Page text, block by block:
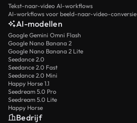
Tekst-naar-video AI-workflows
AI-workflows voor beeld-naar-video-conversie
AI-modellen
Google Gemini Omni Flash
Google Nano Banana 2
Google Nano Banana 2 Lite
Seedance 2.0
Seedance 2.0 Fast
Seedance 2.0 Mini
Happy Horse 1.1
Seedream 5.0 Pro
Seedream 5.0 Lite
Happy Horse
Bedrijf